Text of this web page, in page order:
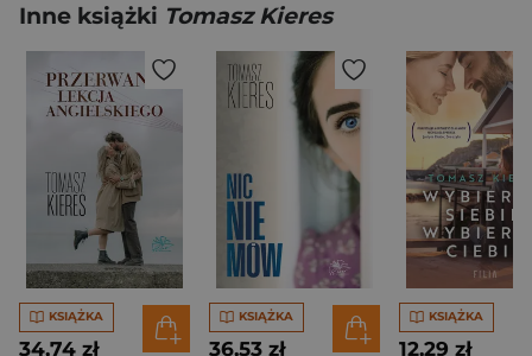
Inne książki Tomasz Kieres
KSIĄŻKA
34,74 zł
KSIĄŻKA
36,53 zł
KSIĄŻKA
12,29 zł